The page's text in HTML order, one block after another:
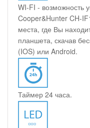
WI-FI - возможность
Cooper&Hunter CH-
места, где Вы
планшета, скачав
(IOS) или Android.
Таймер 24 часа.